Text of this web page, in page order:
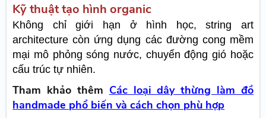
Kỹ thuật tạo hình organic
Không chỉ giới hạn ở hình học, string art
architecture còn ứng dụng các đường cong mềm
mại mô phỏng sóng nước, chuyển động gió hoặc
cấu trúc tự nhiên.
Tham khảo thêm Các loại dây thừng làm đồ
handmade phổ biến và cách chọn phù hợp